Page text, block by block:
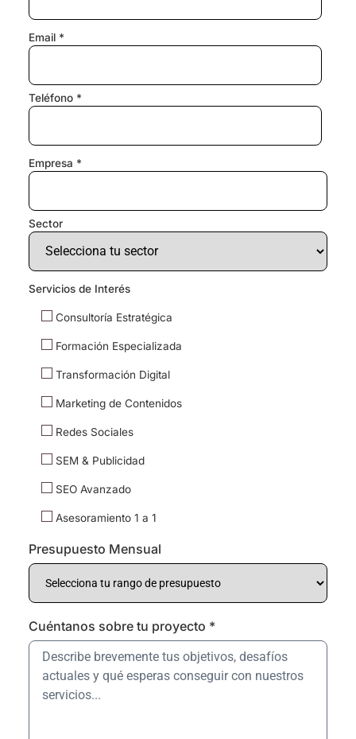
Email *
Teléfono *
Empresa *
Sector
Servicios de Interés
Consultoría Estratégica
Formación Especializada
Transformación Digital
Marketing de Contenidos
Redes Sociales
SEM & Publicidad
SEO Avanzado
Asesoramiento 1 a 1
Presupuesto Mensual
Cuéntanos sobre tu proyecto *